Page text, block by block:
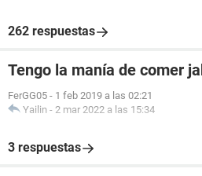
262 respuestas
Tengo la manía de comer
FerGG05 - 1 feb 2019 a las 02:21
Yailin - 2 mar 2022 a las 15:34
3 respuestas